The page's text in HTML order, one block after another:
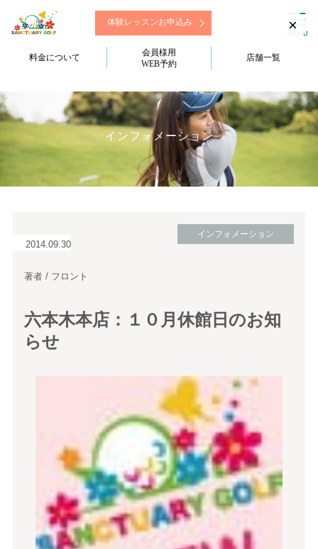
体験レッスンお申込み
料金について
会員様用
WEB予約
店舗一覧
インフォメーション
2014.09.30
インフォメーション
著者 / フロント
六本木本店：１０月休館日のお知
らせ
×